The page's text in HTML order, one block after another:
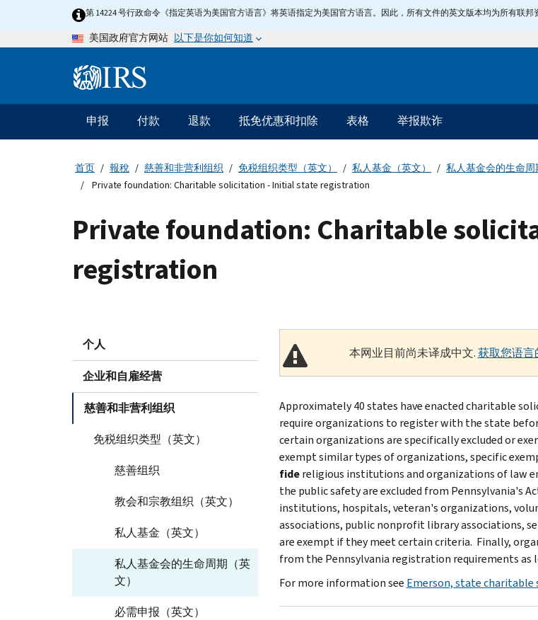
第 14224 号行政命令《指定英语为美国官方语言》将英语指定为美国官方语言。因此，所有文件的英文版本均为所有联邦
美国政府官方网站 以下是你如何知道
Information
主
要
导
航
申报 付款 退款 抵免优惠和扣除 表格 举报欺诈
首页 報稅 慈善和非营利组织 免税组织类型（英文） 私人基金（英文）
私人基金会的生命周
Private foundation: Charitable solicitation - Initial state registration
Private foundation: Charitable
registration
个人
企业和自雇经营
慈善和非营利组织
免税组织类型（英文）
慈善组织
教会和宗教组织（英文）
私人基金（英文）
私人基金会的生命周期（英
文）
必需申报（英文）
本网业目前尚未译成中文.获取您语言
Approximately 40 states have enacted charitable
require organizations to register with the state
certain organizations are specifically excluded or
exempt similar types of organizations, specific
fidereligious institutions and organizations of law
the public safety are excluded from Pennsylvania's
institutions, hospitals, veteran's organizations,
associations, public nonprofit library associations,
are exempt if they meet certain criteria. Finally,
from the Pennsylvania registration requirements
For more information see Emerson, state